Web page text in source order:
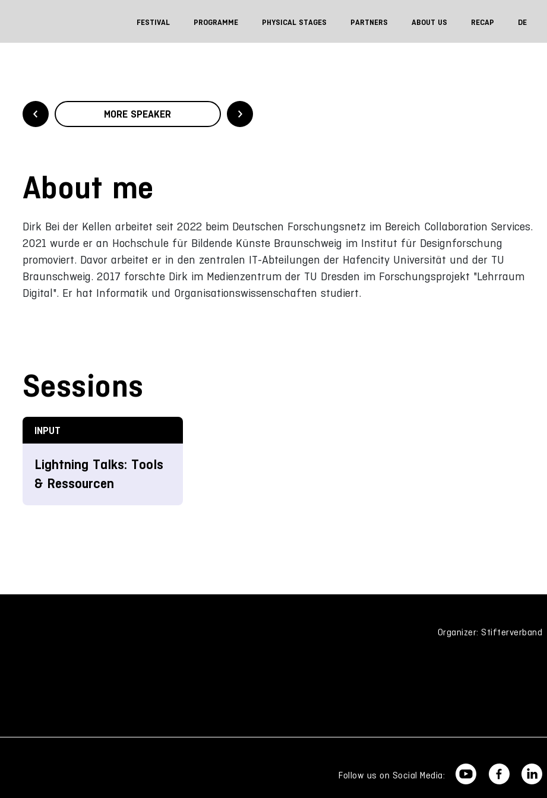
FESTIVAL PROGRAMME PHYSICAL STAGES PARTNERS ABOUT US RECAP DE
MORE SPEAKER
About me
Dirk Bei der Kellen arbeitet seit 2022 beim Deutschen Forschungsnetz im Bereich Collaboration Services.
2021 wurde er an Hochschule für Bildende Künste Braunschweig im Institut für Designforschung
promoviert. Davor arbeitet er in den zentralen IT-Abteilungen der Hafencity Universität und der TU
Braunschweig. 2017 forschte Dirk im Medienzentrum der TU Dresden im Forschungsprojekt "Lehrraum
Digital". Er hat Informatik und Organisationswissenschaften studiert.
Sessions
INPUT
Lightning Talks: Tools
& Ressourcen
Organizer: Stifterverband
Follow us on Social Media: